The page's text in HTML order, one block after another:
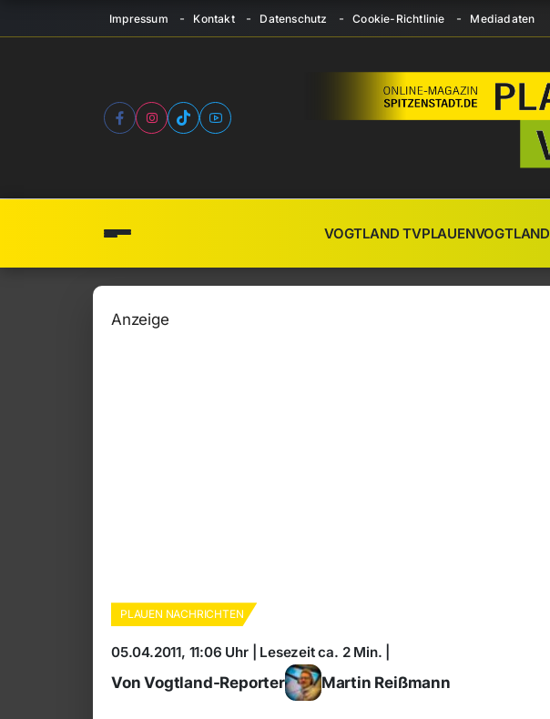
Impressum Kontakt Datenschutz Cookie-Richtlinie Mediadaten
VOGTLAND TVPLAUENVOGTLAND
Anzeige
PLAUEN NACHRICHTEN
05.04.2011, 11:06 Uhr | Lesezeit ca. 2 Min. |
Von Vogtland-Reporter Martin Reißmann